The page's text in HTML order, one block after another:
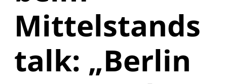
Mittelstands
talk: „Berlin